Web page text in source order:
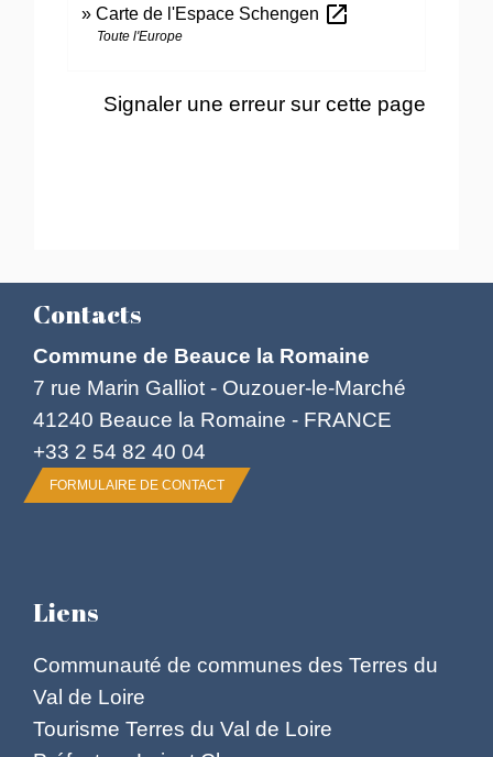
Carte de l'Espace Schengen open_in_new
Toute l'Europe
Signaler une erreur sur cette page
Contacts
Commune de Beauce la Romaine
7 rue Marin Galliot - Ouzouer-le-Marché
41240 Beauce la Romaine - FRANCE
+33 2 54 82 40 04
FORMULAIRE DE CONTACT
Liens
Communauté de communes des Terres du
Val de Loire
Tourisme Terres du Val de Loire